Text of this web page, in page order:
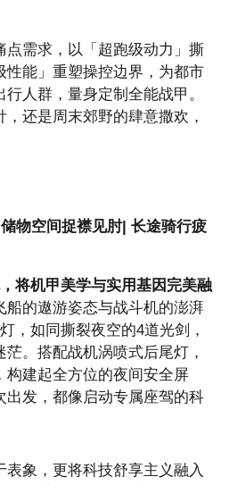
点需求，以「超跑级动力」撕
性能」重塑操控边界，为都市
人群，量身定制全能战甲。
还是周末郊野的肆意撒欢，
物空间捉襟见肘| 长途骑行疲
将机甲美学与实用基因完美融
船的遨游姿态与战斗机的澎湃
，如同撕裂夜空的4道光剑，
。搭配战机涡喷式后尾灯，
构建起全方位的夜间安全屏
出发，都像启动专属座驾的科
表象，更将科技舒享主义融入